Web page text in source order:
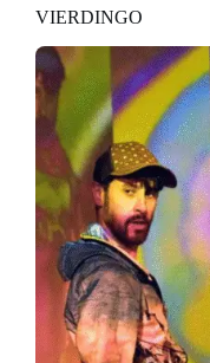
VIERDINGO